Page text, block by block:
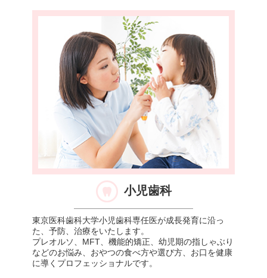
小児歯科
東京医科歯科大学小児歯科専任医が成長発育に沿っ
た、予防、治療をいたします。
プレオルソ、MFT、機能的矯正、幼児期の指しゃぶり
などのお悩み、おやつの食べ方や選び方、お口を健康
に導くプロフェッショナルです。